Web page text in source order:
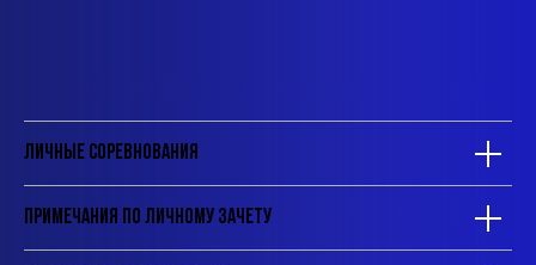
Личные соревнования
Примечания по Личному зачету